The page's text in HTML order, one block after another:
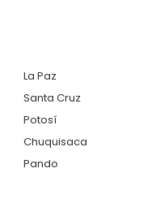
La Paz
Santa Cruz
Potosí
Chuquisaca
Pando